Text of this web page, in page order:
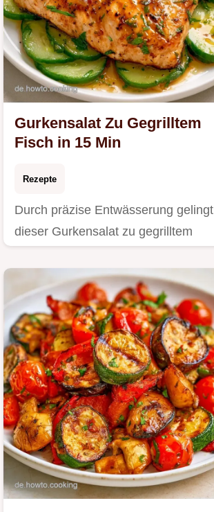
Gurkensalat Zu Gegrilltem
Fisch in 15 Min
Rezepte
Durch präzise Entwässerung gelingt
dieser Gurkensalat zu gegrilltem